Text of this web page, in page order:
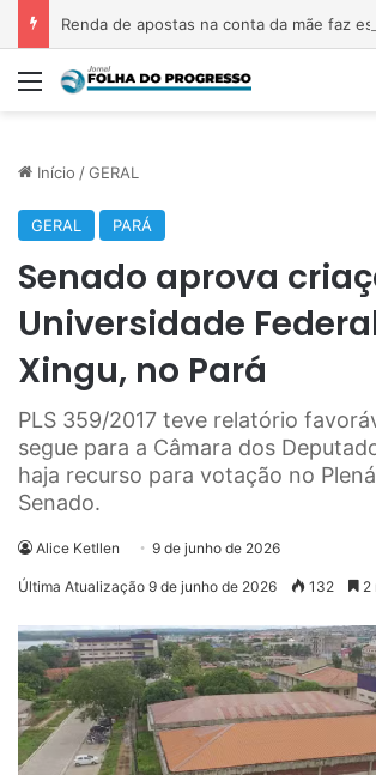
Menu
Início /GERAL
GERAL PARÁ
Senado aprova
Universidade
Xingu, no Pará
PLS 359/2017 teve relatório
segue para a Câmara dos
haja recurso para votação no
Senado.
Alice Ketllen 9 de junho de 2026
Última Atualização 9 de junho de 2026 132 2